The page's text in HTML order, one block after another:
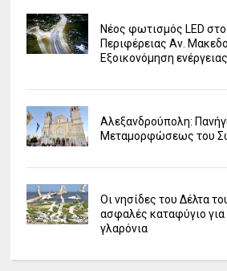
Νέος φωτισμός LED στο
Περιφέρειας Αν.
Εξοικονόμηση
Αλεξανδρούπολη:
Μεταμορφώσεως του
Οι νησίδες του Δέλτα
ασφαλές καταφύγιο για
γλαρόνια